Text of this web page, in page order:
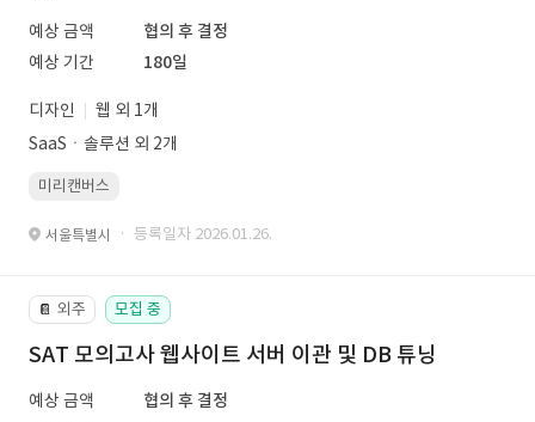
예상 금액
협의 후 결정
예상 기간
180일
디자인
웹 외 1개
SaaSㆍ솔루션 외 2개
미리캔버스
서울특별시 · 등록일자 2026.01.26.
📔 외주 모집 중
SAT 모의고사 웹사이트 서버 이관 및 DB 튜닝
예상 금액
협의 후 결정